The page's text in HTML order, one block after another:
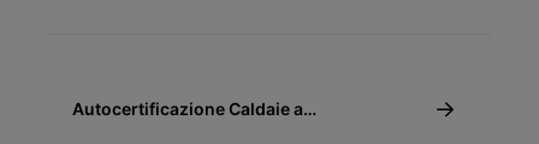
Autocertificazione Caldaie a